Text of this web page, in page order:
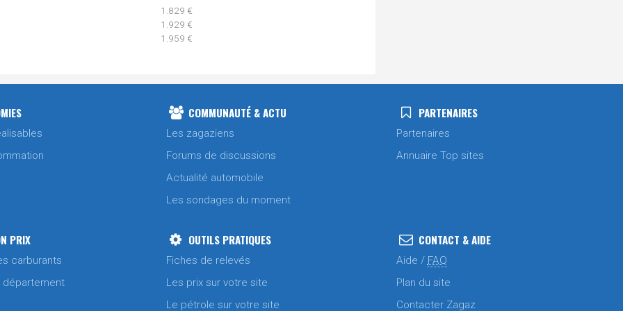
1.829 €
1.929 €
1.959 €
1.910 €
1.784 €
1.881 €
1.914 €
1.954 €
1.799 €
1.904 €
COMMUNAUTÉ & ACTU
Les zagaziens
Forums de discussions
Actualité automobile
Les sondages du moment
PARTENAIRES
Partenaires
Annuaire Top sites
PRIX
carburants
département
OUTILS PRATIQUES
Fiches de relevés
Les prix sur votre site
Le pétrole sur votre site
CONTACT & AIDE
Aide / FAQ
Plan du site
Contacter Zagaz